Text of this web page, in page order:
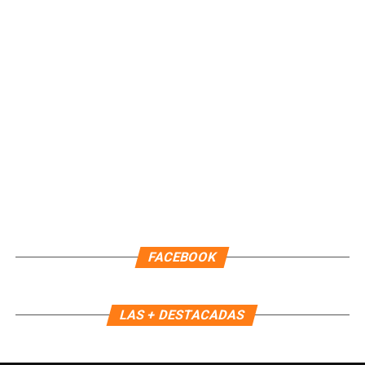
FACEBOOK
LAS + DESTACADAS